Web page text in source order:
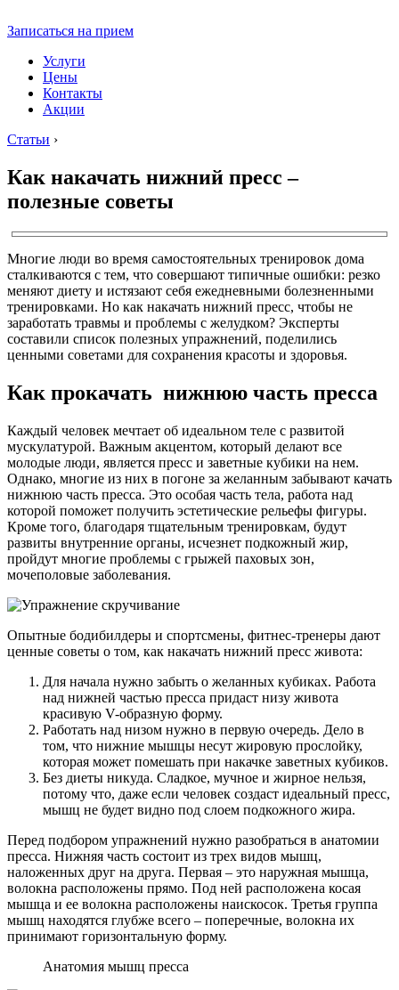
Записаться на прием
Услуги
Цены
Контакты
Акции
Статьи ›
Как накачать нижний пресс –
полезные советы
Многие люди во время самостоятельных тренировок дома
сталкиваются с тем, что совершают типичные ошибки: резко
меняют диету и истязают себя ежедневными болезненными
тренировками. Но как накачать нижний пресс, чтобы не
заработать травмы и проблемы с желудком? Эксперты
составили список полезных упражнений, поделились
ценными советами для сохранения красоты и здоровья.
Как прокачать нижнюю часть пресса
Каждый человек мечтает об идеальном теле с развитой
мускулатурой. Важным акцентом, который делают все
молодые люди, является пресс и заветные кубики на нем.
Однако, многие из них в погоне за желанным забывают качать
нижнюю часть пресса. Это особая часть тела, работа над
которой поможет получить эстетические рельефы фигуры.
Кроме того, благодаря тщательным тренировкам, будут
развиты внутренние органы, исчезнет подкожный жир,
пройдут многие проблемы с грыжей паховых зон,
мочеполовые заболевания.
Опытные бодибилдеры и спортсмены, фитнес-тренеры дают
ценные советы о том, как накачать нижний пресс живота:
Для начала нужно забыть о желанных кубиках. Работа
над нижней частью пресса придаст низу живота
красивую V-образную форму.
Работать над низом нужно в первую очередь. Дело в
том, что нижние мышцы несут жировую прослойку,
которая может помешать при накачке заветных кубиков.
Без диеты никуда. Сладкое, мучное и жирное нельзя,
потому что, даже если человек создаст идеальный пресс,
мышц не будет видно под слоем подкожного жира.
Перед подбором упражнений нужно разобраться в анатомии
пресса. Нижняя часть состоит из трех видов мышц,
наложенных друг на друга. Первая – это наружная мышца,
волокна расположены прямо. Под ней расположена косая
мышца и ее волокна расположены наискосок. Третья группа
мышц находятся глубже всего – поперечные, волокна их
принимают горизонтальную форму.
Анатомия мышц пресса